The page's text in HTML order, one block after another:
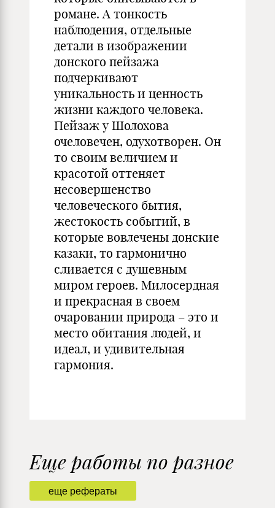
романе. А тонкость
наблюдения, отдельные
детали в изображении
донского пейзажа
подчеркивают
уникальность и ценность
жизни каждого человека.
Пейзаж у Шолохова
очеловечен, одухотворен. Он
то своим величием и
красотой оттеняет
несовершенство
человеческого бытия,
жестокость событий, в
которые вовлечены донские
казаки, то гармонично
сливается с душевным
миром героев. Милосердная
и прекрасная в своем
очаровании природа – это и
место обитания людей, и
идеал, и удивительная
гармония.
еще рефераты
Еще работы по разное